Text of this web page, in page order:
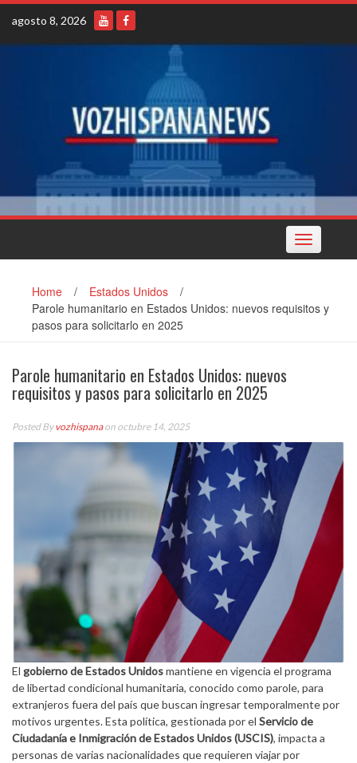
Skip
content
agosto 8, 2026
Toggle
navigation
Home / Estados Unidos
/
Parole humanitario en Estados Unidos: nuevos requisitos y
pasos para solicitarlo en 2025
Parole humanitario en Estados Unidos: nuevos
requisitos y pasos para solicitarlo en 2025
Posted Byvozhispanaon octubre 14, 2025
El gobierno de Estados Unidosmantiene en vigencia el programa
de libertad condicional humanitaria, conocido como parole, para
extranjeros fuera del país que buscan ingresar temporalmente por
motivos urgentes. Esta política, gestionada por el Servicio de
Ciudadanía e Inmigración de Estados Unidos (USCIS), impacta a
personas de varias nacionalidades que requieren viajar por